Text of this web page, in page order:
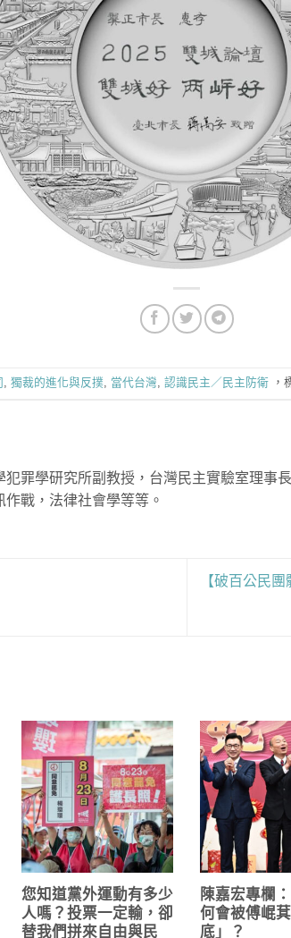
獨裁的進化與反撲 當代台灣 認識民主／民主防衛 ，
犯罪學研究所副教授，台灣民主實驗室理事
作戰，法律社會學等等。
【破百公民
您知道黨外運動有多少
人嗎？投票一定輸，卻
替我們拼來自由與民
陳嘉宏專欄
何會被傅崐
底」？